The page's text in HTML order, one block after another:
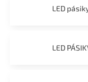
LED
LED